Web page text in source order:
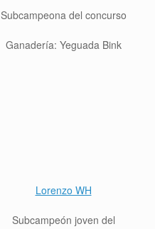
Subcampeona del concurso
Ganadería: Yeguada Bink
Lorenzo WH
Subcampeón joven del